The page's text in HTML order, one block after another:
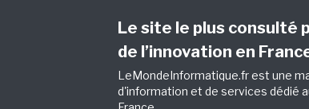
Le site le plus consulté
de l’innovation en
LeMondeInformatique.fr est une
d'information et de services dédié